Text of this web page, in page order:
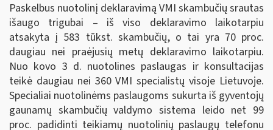
Paskelbus nuotolinį deklaravimą VMI skambučių srautas
išaugo trigubai – iš viso deklaravimo laikotarpiu
atsakyta į 583 tūkst. skambučių, o tai yra 70 proc.
daugiau nei praėjusių metų deklaravimo laikotarpiu.
Nuo kovo 3 d. nuotolines paslaugas ir konsultacijas
teikė daugiau nei 360 VMI specialistų visoje Lietuvoje.
Specialiai nuotolinėms paslaugoms sukurta iš gyventojų
gaunamų skambučių valdymo sistema leido net 99
proc. padidinti teikiamų nuotolinių paslaugų telefonu